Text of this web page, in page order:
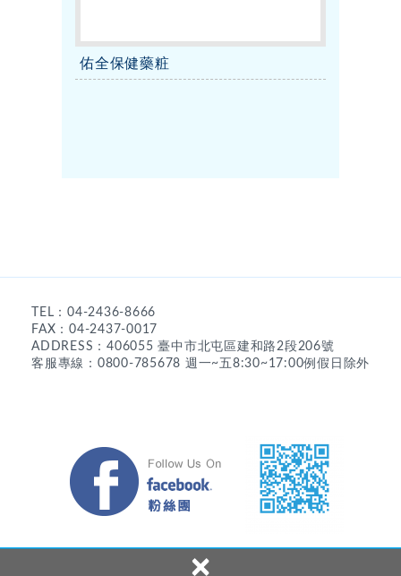
×
佑全保健藥粧
TEL：04-2436-8666
FAX：04-2437-0017
ADDRESS：406055 臺中市北屯區建和路2段206號
客服專線：0800-785678 週一~五8:30~17:00例假日除外
Copyright © 2023 Dong An Bio-Tech Co., Ltd. All Rights